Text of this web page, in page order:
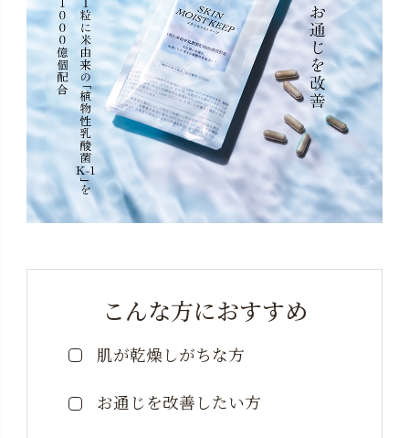
「出荷日」が休日にあたる場合や、連休等で込み合う
時期等に、余裕を持って早めに出荷する場合もござい
ます。また交通事情により多少遅れる場合がございま
す。システムの都合上、お申し込み時に表示される
「時間指定枠」は、定期便ではご利用いただけませ
ん。予めご了承ください。
※5回目以降のお休み（スキップ）・解約・出荷日・数量
の変更に関するご相談は、マイページ・お電話・お問
い合わせフォームにて承ります。直近のご配送分をお
きません。
※定期便お申し込み時に登録住所以外をお届け先にご設
め、「お問い合わせフォーム」より、住所変更をご依
こんな方におすすめ
肌が乾燥しがちな方
お通じを改善したい方